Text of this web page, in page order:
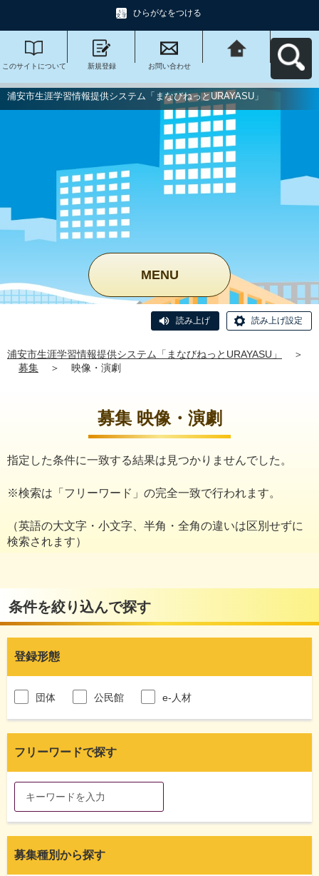
ひらがなをつける
このサイトについて 新規登録 お問い合わせ
びねっと
URAYASU」へ戻る
浦安市生涯学習情報提供システム「まなびねっとURAYASU」
MENU
読み上げ 読み上げ設定
浦安市生涯学習情報提供システム「まなびねっとURAYASU」
＞
募集
＞ 映像・演劇
募集 映像・演劇
指定した条件に一致する結果は見つかりませんでした。
※検索は「フリーワード」の完全一致で行われます。
（英語の大文字・小文字、半角・全角の違いは区別せずに
検索されます）
条件を絞り込んで探す
登録形態
団体 公民館 e-人材
フリーワードで探す
募集種別から探す